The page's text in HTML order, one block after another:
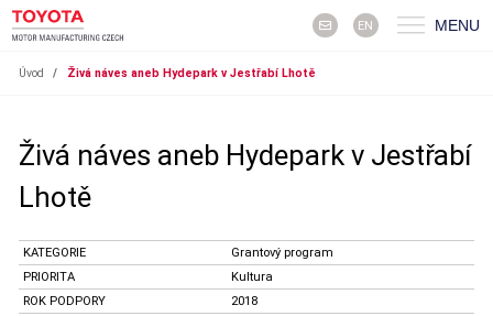
EN MENU
Úvod / Živá náves aneb Hydepark v Jestřabí Lhotě
Živá náves aneb Hydepark v Jestřabí
Lhotě
KATEGORIE
Grantový program
PRIORITA
Kultura
ROK PODPORY
2018